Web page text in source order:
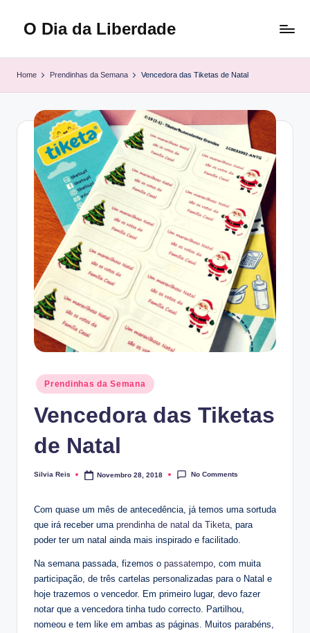
O Dia da Liberdade
Home Prendinhas da Semana Vencedora das Tiketas de Natal
Posted
in
Prendinhas da Semana
Vencedora das Tiketas
de Natal
Posted
Silvia Reis Novembro 28, 2018 No Comments
Com quase um mês de antecedência, já temos uma sortuda
que irá receber uma prendinha de natal da Tiketa, para
poder ter um natal ainda mais inspirado e facilitado.
Na semana passada, fizemos o passatempo, com muita
participação, de três cartelas personalizadas para o Natal e
hoje trazemos o vencedor. Em primeiro lugar, devo fazer
notar que a vencedora tinha tudo correcto. Partilhou,
nomeou e tem like em ambas as páginas. Muitos parabéns,